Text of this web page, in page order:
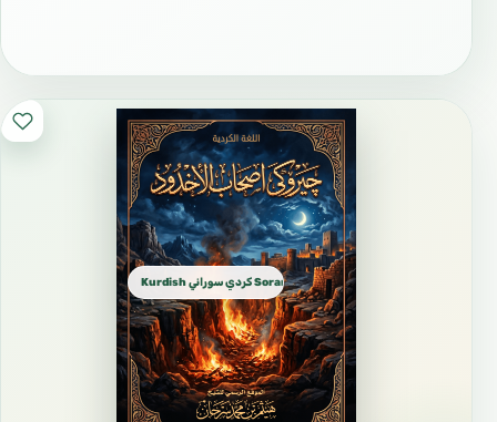
Kurdish كردي سوراني Sorani dialect